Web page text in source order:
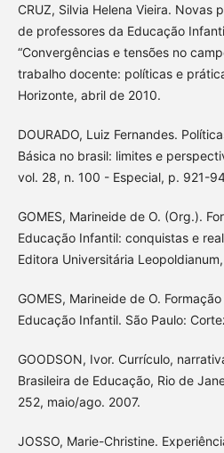
CRUZ, Silvia Helena Vieira. Novas
de professores da Educação
“Convergências e tensões no
trabalho docente: políticas e
Horizonte, abril de 2010.
DOURADO, Luiz Fernandes.
Básica no brasil: limites e
vol. 28, n. 100 - Especial, p. 921-
GOMES, Marineide de O. (Org.).
Educação Infantil: conquistas e
Editora Universitária
GOMES, Marineide de O.
Educação Infantil. São Paulo:
GOODSON, Ivor. Currículo,
Brasileira de Educação, Rio de
252, maio/ago. 2007.
JOSSO, Marie-Christine.